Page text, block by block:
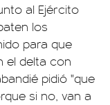
al Ejército
los
para que
el delta con
pidió "que
si no, van a